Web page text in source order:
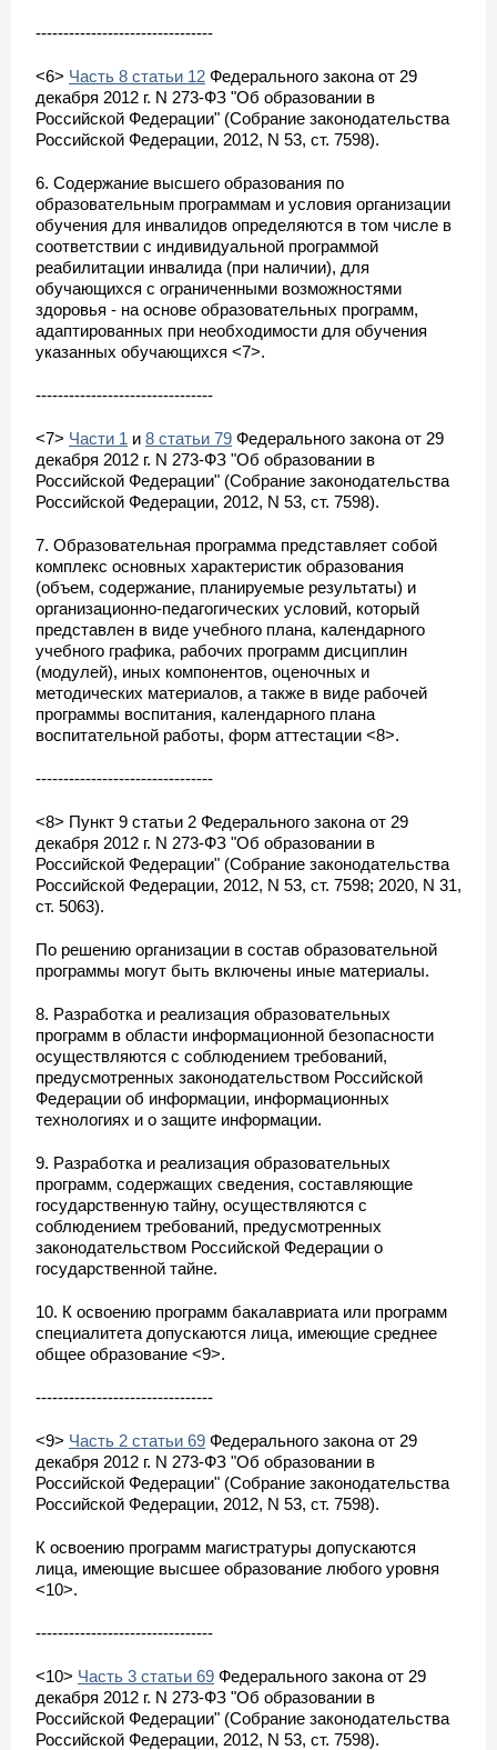
--------------------------------
<6> Часть 8 статьи 12 Федерального закона от 29
декабря 2012 г. N 273-ФЗ "Об образовании в
Российской Федерации" (Собрание законодательства
Российской Федерации, 2012, N 53, ст. 7598).
6. Содержание высшего образования по
образовательным программам и условия организации
обучения для инвалидов определяются в том числе в
соответствии с индивидуальной программой
реабилитации инвалида (при наличии), для
обучающихся с ограниченными возможностями
здоровья - на основе образовательных программ,
адаптированных при необходимости для обучения
указанных обучающихся <7>.
--------------------------------
<7> Части 1 и 8 статьи 79 Федерального закона от 29
декабря 2012 г. N 273-ФЗ "Об образовании в
Российской Федерации" (Собрание законодательства
Российской Федерации, 2012, N 53, ст. 7598).
7. Образовательная программа представляет собой
комплекс основных характеристик образования
(объем, содержание, планируемые результаты) и
организационно-педагогических условий, который
представлен в виде учебного плана, календарного
учебного графика, рабочих программ дисциплин
(модулей), иных компонентов, оценочных и
методических материалов, а также в виде рабочей
программы воспитания, календарного плана
воспитательной работы, форм аттестации <8>.
--------------------------------
<8> Пункт 9 статьи 2 Федерального закона от 29
декабря 2012 г. N 273-ФЗ "Об образовании в
Российской Федерации" (Собрание законодательства
Российской Федерации, 2012, N 53, ст. 7598; 2020, N 31,
ст. 5063).
По решению организации в состав образовательной
программы могут быть включены иные материалы.
8. Разработка и реализация образовательных
программ в области информационной безопасности
осуществляются с соблюдением требований,
предусмотренных законодательством Российской
Федерации об информации, информационных
технологиях и о защите информации.
9. Разработка и реализация образовательных
программ, содержащих сведения, составляющие
государственную тайну, осуществляются с
соблюдением требований, предусмотренных
законодательством Российской Федерации о
государственной тайне.
10. К освоению программ бакалавриата или программ
специалитета допускаются лица, имеющие среднее
общее образование <9>.
--------------------------------
<9> Часть 2 статьи 69 Федерального закона от 29
декабря 2012 г. N 273-ФЗ "Об образовании в
Российской Федерации" (Собрание законодательства
Российской Федерации, 2012, N 53, ст. 7598).
К освоению программ магистратуры допускаются
лица, имеющие высшее образование любого уровня
<10>.
--------------------------------
<10> Часть 3 статьи 69 Федерального закона от 29
декабря 2012 г. N 273-ФЗ "Об образовании в
Российской Федерации" (Собрание законодательства
Российской Федерации, 2012, N 53, ст. 7598).